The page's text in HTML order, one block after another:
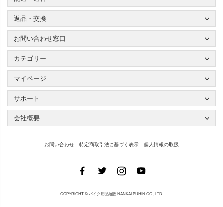
返品・交換
お問い合わせ窓口
カテゴリー
マイページ
サポート
会社概要
お問い合わせ 特定商取引法に基づく表示 個人情報の取扱
COPYRIGHT © バイク用品通販 NANKAI BUHIN CO., LTD.